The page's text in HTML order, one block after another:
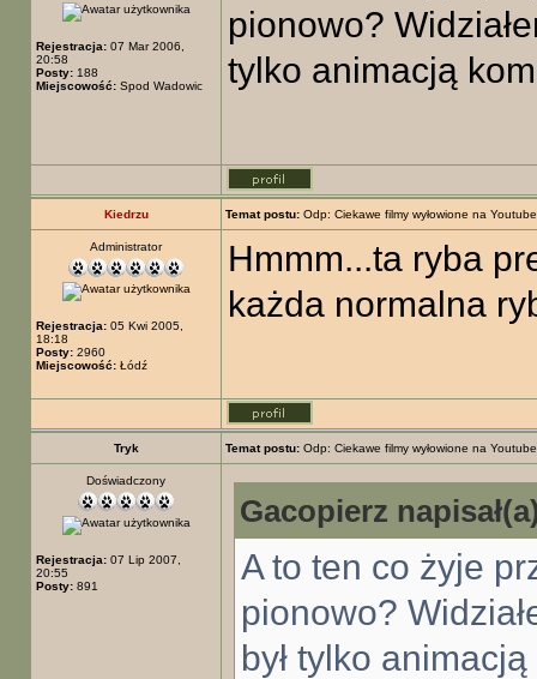
Rejestracja: 07 Mar 2006,
20:58
Posty: 188
Miejscowość: Spod Wadowic
pionowo?
tylko animacją
Kiedrzu Temat postu: Odp: Ciekawe filmy wyłowione na Youtube
Administrator
Rejestracja: 05 Kwi 2005,
18:18
Posty: 2960
Miejscowość: Łódź
Hmmm...ta ryba
każda normalna
Tryk Temat postu: Odp: Ciekawe filmy wyłowione na Youtube
Doświadczony
Rejestracja: 07 Lip 2007,
20:55
Posty: 891
Gacopierz
A to ten co żyje
pionowo?
był tylko